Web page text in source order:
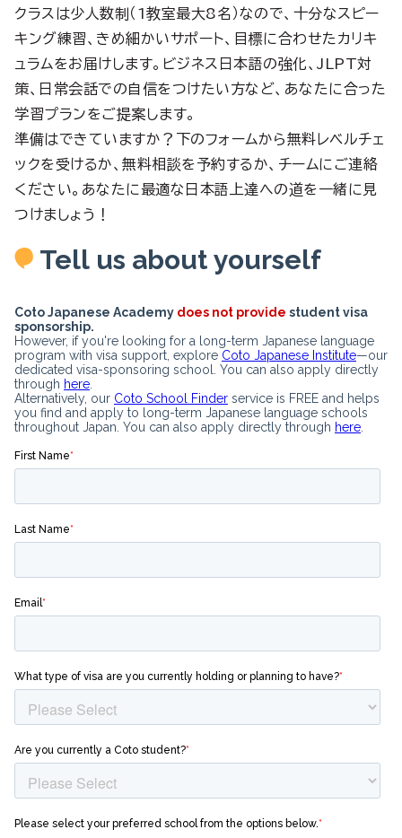
クラスは少人数制（1教室最大8名）なので、十分なスピー
キング練習、きめ細かいサポート、目標に合わせたカリキ
ュラムをお届けします。ビジネス日本語の強化、JLPT対
策、日常会話での自信をつけたい方など、あなたに合った
学習プランをご提案します。
準備はできていますか？下のフォームから無料レベルチェ
ックを受けるか、無料相談を予約するか、チームにご連絡
ください。あなたに最適な日本語上達への道を一緒に見
つけましょう！